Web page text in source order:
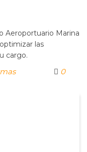
Aeroportuario Marina
las
cargo.
0